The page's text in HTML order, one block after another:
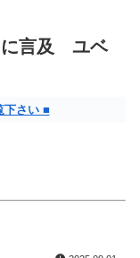
に言及 ユベ
下さい ■